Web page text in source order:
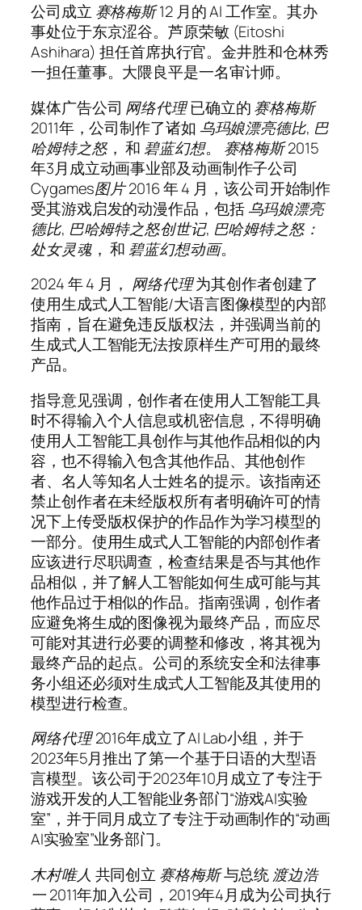
公司成立赛格梅斯12 月的 AI 工作室。其办
事处位于东京涩谷。芦原荣敏 (Eitoshi
Ashihara) 担任首席执行官。金井胜和仓林秀
一担任董事。大隈良平是一名审计师。
媒体广告公司 网络代理已确立的赛格梅斯
2011年，公司制作了诸如 乌玛娘漂亮德比, 巴
哈姆特之怒， 和碧蓝幻想。 赛格梅斯2015
年3月成立动画事业部及动画制作子公司
Cygames图片2016 年 4 月，该公司开始制作
受其游戏启发的动漫作品，包括乌玛娘漂亮
德比, 巴哈姆特之怒创世记, 巴哈姆特之怒：
处女灵魂， 和碧蓝幻想动画。
2024 年 4 月， 网络代理为其创作者创建了
使用生成式人工智能/大​​语言图像模型的内部
指南，旨在避免违反版权法，并强调当前的
生成式人工智能无法按原样生产可用的最终
产品。
指导意见强调，创作者在使用人工智能工具
时不得输入个人信息或机密信息，不得明确
使用人工智能工具创作与其他作品相似的内
容，也不得输入包含其他作品、其他创作
者、名人等知名人士姓名的提示。该指南还
禁止创作者在未经版权所有者明确许可的情
况下上传受版权保护的作品作为学习模型的
一部分。使用生成式人工智能的内部创作者
应该进行尽职调查，检查结果是否与其他作
品相似，并了解人工智能如何生成可能与其
他作品过于相似的作品。指南强调，创作者
应避免将生成的图像视为最终产品，而应尽
可能对其进行必要的调整和修改，将其视为
最终产品的起点。公司的系统安全和法律事
务小组还必须对生成式人工智能及其使用的
模型进行检查。
网络代理2016年成立了AI Lab小组，并于
2023年5月推出了第一个基于日语的大型语
言模型。该公司于2023年10月成立了专注于
游戏开发的人工智能业务部门“游戏AI实验
室”，并于同月成立了专注于动画制作的“动画
AI实验室”业务部门。
木村唯人 共同创立 赛格梅斯与总统渡边浩
一2011年加入公司，2019年4月成为公司执行